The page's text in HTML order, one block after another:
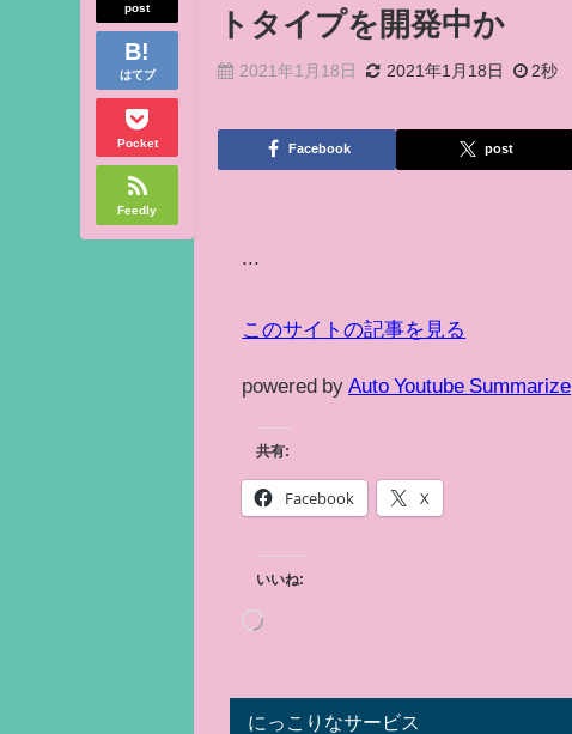
post
はてブ
Pocket
Feedly
トタイプを開発中か
2021年1月18日 2021年1月18日 2秒
Facebook post
このサイトの記事を見る
powered by Auto Youtube Summarize
共有:
Facebook X
いいね:
にっこりなサービス